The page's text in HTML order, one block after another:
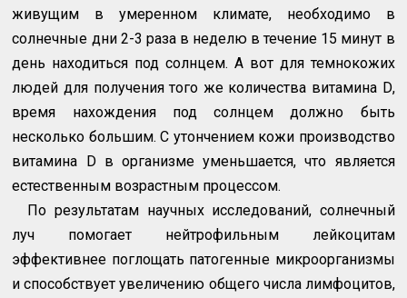
живущим в умеренном климате, необходимо в
солнечные дни 2-3 раза в неделю в течение 15 минут в
день находиться под солнцем. А вот для темнокожих
людей для получения того же количества витамина D,
время нахождения под солнцем должно быть
несколько большим. С утончением кожи производство
витамина Dв организме уменьшается, что является
естественным возрастным процессом.
По результатам научных исследований, солнечный
луч помогает нейтрофильным лейкоцитам
эффективнее поглощать патогенные микроорганизмы
и способствует увеличению общего числа лимфоцитов,